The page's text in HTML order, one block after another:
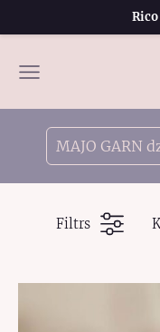
MAJO GARN
Filtrs